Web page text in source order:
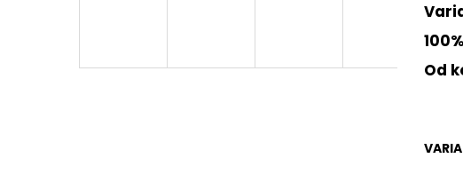
Od
Původně:1 999 Kč
DÁMSKÉ
RIEKER 910182